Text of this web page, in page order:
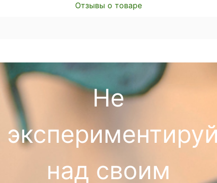
Отзывы о товаре
Не
над своим